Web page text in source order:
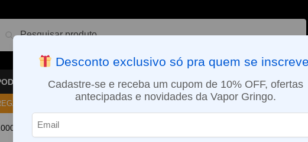
Pesquisar
VAPORIZADOR DE ERVAS E-LIQUÍDOS NICOTINA ORAL
NO MESMO DIA EM SÃO PAULO (SEG A SEX): PEDIDOS APROVADOS ATÉ
Puffs » Pod descartável Mr. Freeze – 2200 Puffs – Mango Frost
Desconto exclusivo só pra quem se
Cadastre-se e receba um cupom de 10% OFF, ofertas
antecipadas e novidades da Vapor Gringo.